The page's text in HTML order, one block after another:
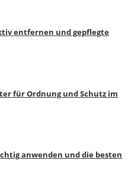
entfernen und gepflegte
für Ordnung und Schutz im
anwenden und die besten